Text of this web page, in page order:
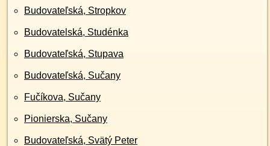
Budovateľská, Stropkov
Budovatelská, Studénka
Budovateľská, Stupava
Budovateľská, Sučany
Fučíkova, Sučany
Pionierska, Sučany
Budovateľská, Svätý Peter